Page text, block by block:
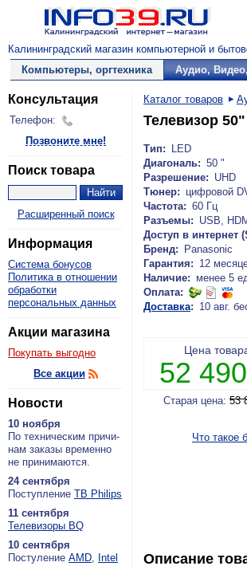
Калининградский магазин компьютерной и
Компьютеры, оргтехника
Аудио,
Консультация
Телефон:
Позвоните мне!
Поиск товара
Расширенный поиск
Информация
Система бонусов
Политика в отношении
обработки
персональных данных
Акции магазина
Покупать выгодно
Все акции
Новости
10 ноября
По тех­ни­че­ским при­чи­
нам за­ка­зы вре­мен­но
не при­ни­ма­ют­ся.
24 сентября
По­ступ­ле­ние ТВ Philips
11 сентября
Теле­ви­зо­ры BQ
10 сентября
По­сту­ле­ние AMD, Intel
Каталог товаров
Телевизор
Тип:
LED
Диагональ: 50 "
Разрешение: UHD
Тюнер: цифровой
Частота: 60 Гц
Разъемы: USB,
Доступ в интернет
Бренд:
Panasonic
Гарантия: 12
Наличие: менее 5
Оплата:
Доставка: 10 авг.
Цена
52 490
Старая цена:53
Что такое
Описание